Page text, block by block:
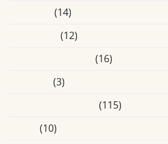
(14)
(12)
(16)
(3)
(115)
(10)